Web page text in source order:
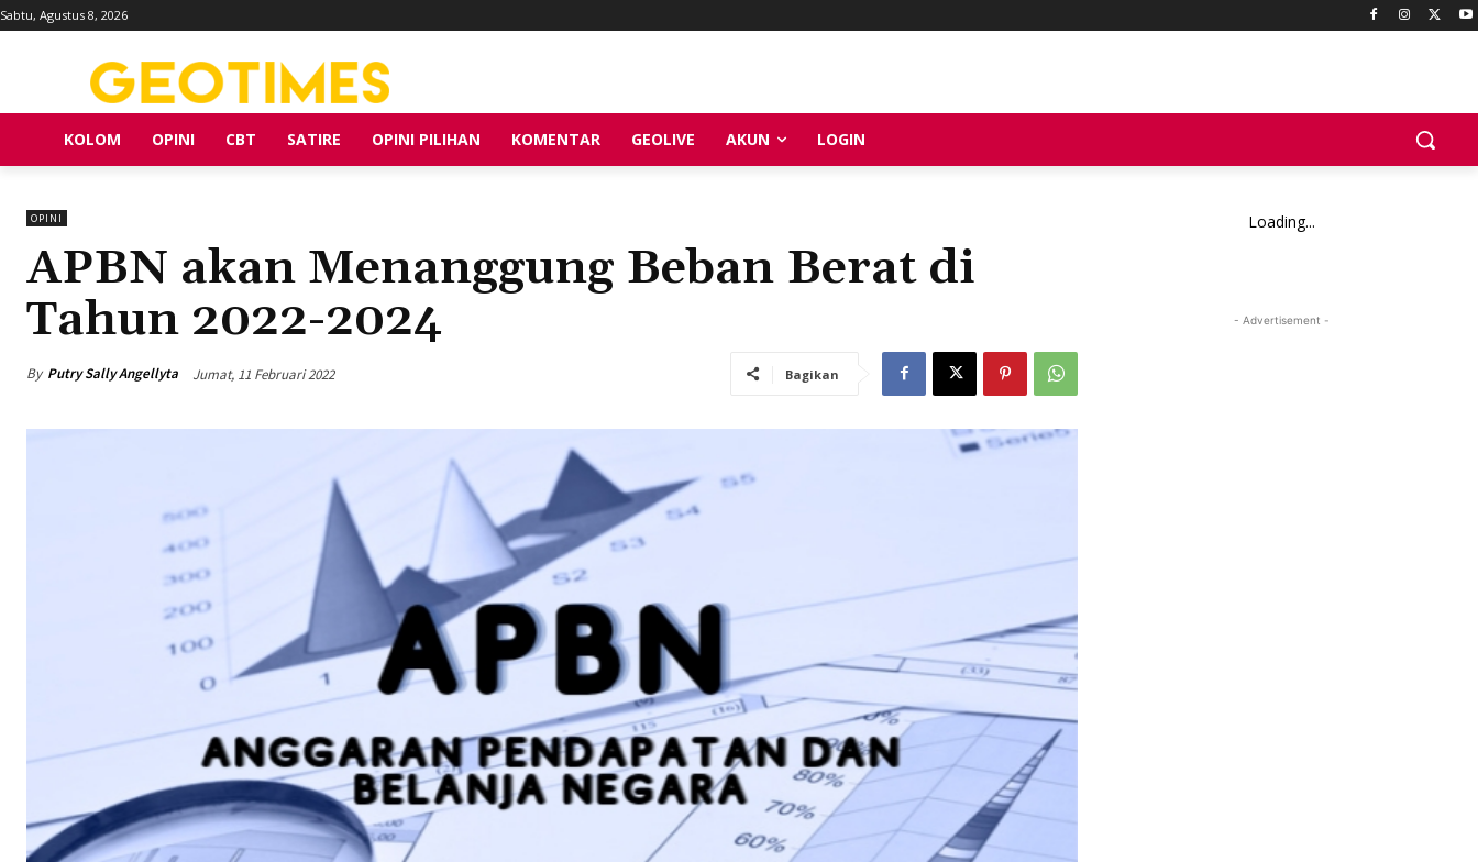
Sabtu, Agustus 8, 2026
KOLOM OPINI CBT SATIRE OPINI PILIHAN KOMENTAR GEOLIVE AKUN LOGIN
OPINI
APBN akan Menanggung Beban Berat di
Tahun 2022-2024
By Putry Sally Angellyta Jumat, 11 Februari 2022 Bagikan
Loading...
- Advertisement -